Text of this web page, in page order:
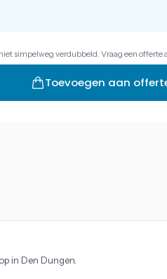
simpelweg verdubbeld. Vraag een offerte
Toevoegen aan
in Den Dungen.